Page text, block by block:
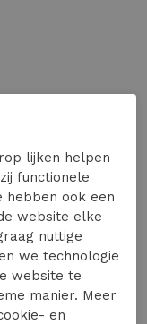
lijken helpen
functionele
hebben ook een
website elke
nuttige
we technologie
website te
manier. Meer
en